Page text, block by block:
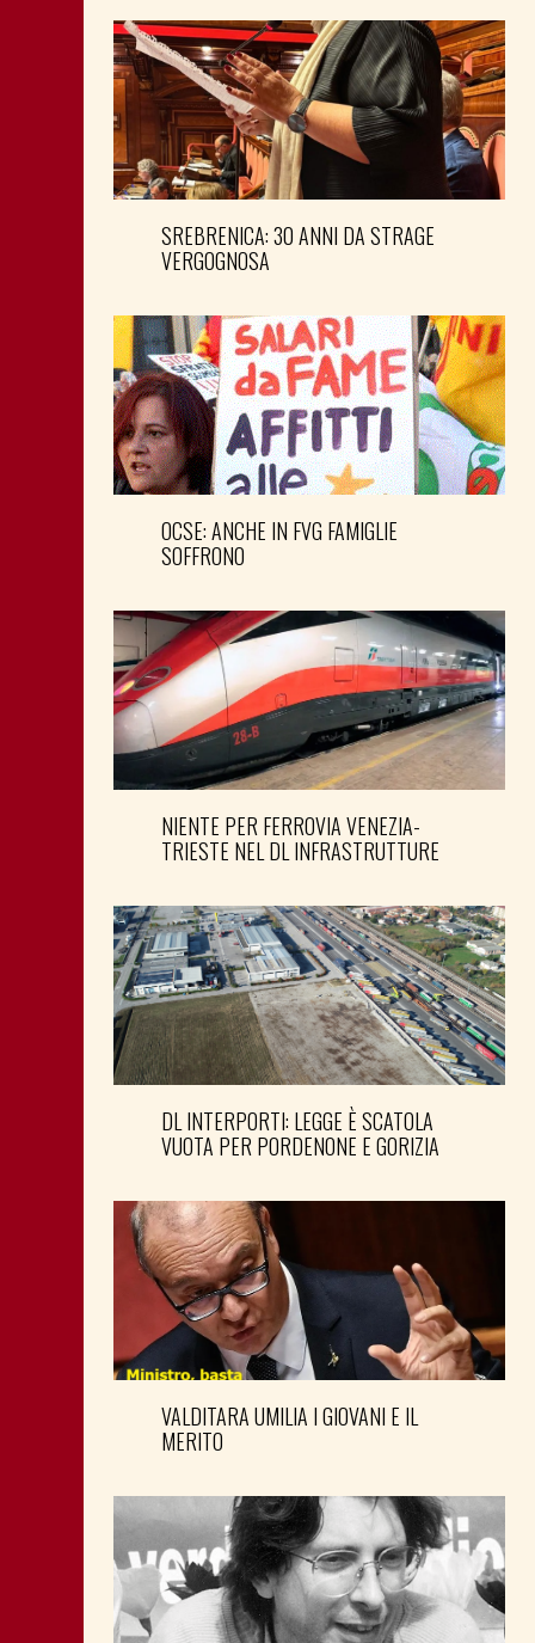
SREBRENICA: 30 ANNI DA STRAGE
VERGOGNOSA
OCSE: ANCHE IN FVG FAMIGLIE
SOFFRONO
NIENTE PER FERROVIA VENEZIA-
TRIESTE NEL DL INFRASTRUTTURE
DL INTERPORTI: LEGGE È SCATOLA
VUOTA PER PORDENONE E GORIZIA
VALDITARA UMILIA I GIOVANI E IL
MERITO